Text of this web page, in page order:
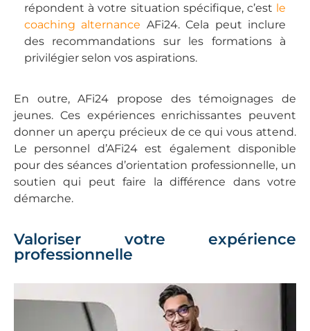
répondent à votre situation spécifique, c’est le
coaching alternance AFi24. Cela peut inclure
des recommandations sur les formations à
privilégier selon vos aspirations.
En outre, AFi24 propose des témoignages de
jeunes. Ces expériences enrichissantes peuvent
donner un aperçu précieux de ce qui vous attend.
Le personnel d’AFi24 est également disponible
pour des séances d’orientation professionnelle, un
soutien qui peut faire la différence dans votre
démarche.
Valoriser votre expérience
professionnelle